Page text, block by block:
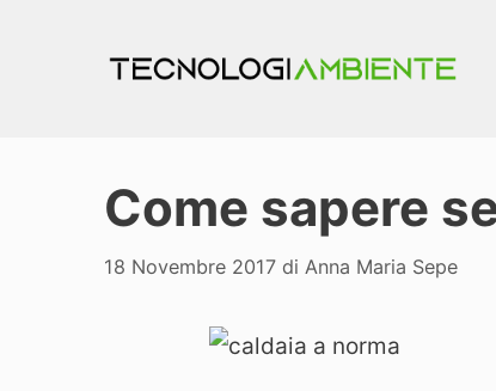
Come sapere
18 Novembre 2017 di Anna Maria Sepe